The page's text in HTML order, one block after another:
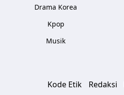
Drama Korea
Kpop
Musik
Kode Etik Redaksi